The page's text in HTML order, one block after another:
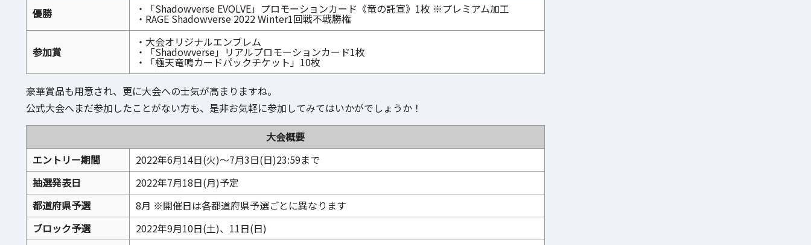
優勝 ・「Shadowverse EVOLVE」プロモーションカード《竜の託宣》1枚 ※プレミアム加工
・RAGE Shadowverse 2022 Winter1回戦不戦勝権
参加賞
・大会オリジナルエンブレム
・「Shadowverse」リアルプロモーションカード1枚
・「極天竜鳴カードパックチケット」10枚
豪華賞品も用意され、更に大会への士気が高まりますね。
公式大会へまだ参加したことがない方も、是非お気軽に参加してみてはいかがでしょうか！
大会概要
エントリー期間
2022年6月14日(火)～7月3日(日)23:59まで
抽選発表日
2022年7月18日(月)予定
都道府県予選
8月 ※開催日は各都道府県予選ごとに異なります
ブロック予選
2022年9月10日(土)、11日(日)